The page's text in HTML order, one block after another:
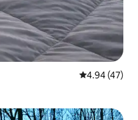
평점 4.94점(5
4.94 (47)